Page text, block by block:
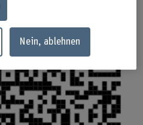
Nein, ablehnen